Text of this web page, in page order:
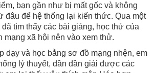
bạn gần như bị mất gốc và không
đâu để hệ thống lại kiến thức. Qua một
tìm thấy các bài giảng, học thử của
mạng xã hội nên vào xem thử.
dạy và học bằng sơ đồ mạng nhện, em
lý thuyết, dần dần giải được các